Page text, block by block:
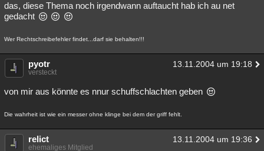
das, diese Thema noch irgendwann auftaucht hab ich au net
gedacht
Wer Rechtschreibefehler findet...darf sie behalten!!!
pyotr 13.11.2004 um 19:18
versteckt
von mir aus könnte es nnur schuffschlachten geben
Die wahrheit ist wie ein messer ohne klinge bei dem der griff fehlt.
relict 13.11.2004 um 19:36
ehemaliges Mitglied